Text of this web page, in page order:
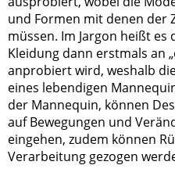
und Formen mit denen der
müssen. Im Jargon heißt es
Kleidung dann erstmals an
anprobiert wird, weshalb
eines lebendigen
der Mannequin, können
auf Bewegungen und
eingehen, zudem können
Verarbeitung gezogen